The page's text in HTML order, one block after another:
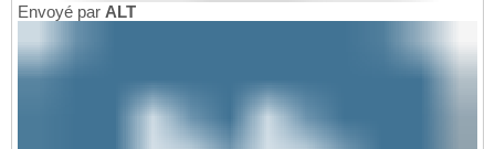
Envoyé par ALT